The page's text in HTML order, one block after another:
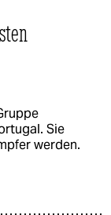
Sie
werden.